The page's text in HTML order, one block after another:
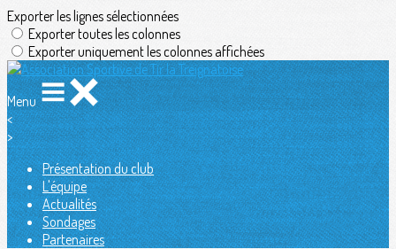
Exporter les lignes sélectionnées
Exporter toutes les colonnes
Exporter uniquement les colonnes affichées
Menu
<
>
Présentation du club
L'équipe
Actualités
Sondages
Partenaires